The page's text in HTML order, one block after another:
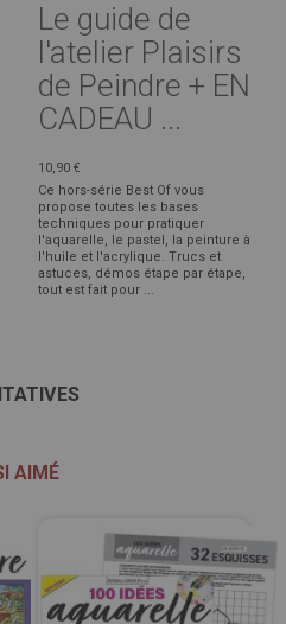
Le guide de
l'atelier Plaisirs
de Peindre + EN
CADEAU ...
10,90 €
Ce hors-série Best Of vous
propose toutes les bases
techniques pour pratiquer
l'aquarelle, le pastel, la peinture à
l'huile et l'acrylique. Trucs et
astuces, démos étape par étape,
tout est fait pour ...
AIMÉ